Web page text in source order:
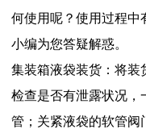
何使用呢？使用过程中
小编为您答疑解惑。
集装箱液袋装货：将装
检查是否有泄露状况，
管；关紧液袋的软管阀